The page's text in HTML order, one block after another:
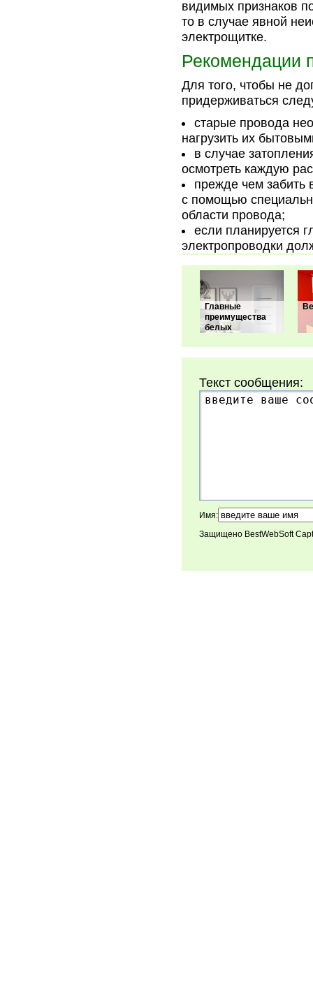
видимых признаков
то в случае явной
электрощитке.
Рекомендации
Для того, чтобы не
придерживаться
старые провода
нагрузить их
в случае
осмотреть каждую
прежде чем забить
с помощью
области провода;
если планируется
электропроводки
Главные
преимущества
белых
Текст сообщения:
Имя:
Защищено BestWebSoft